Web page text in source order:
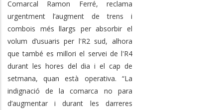
Comarcal Ramon Ferré, reclama
urgentment l’augment de trens i
combois més llargs per absorbir el
volum d’usuaris per l'R2 sud, alhora
que també es millori el servei de l'R4
durant les hores del dia i el cap de
setmana, quan està operativa. “La
indignació de la comarca no para
d’augmentar i durant les darreres